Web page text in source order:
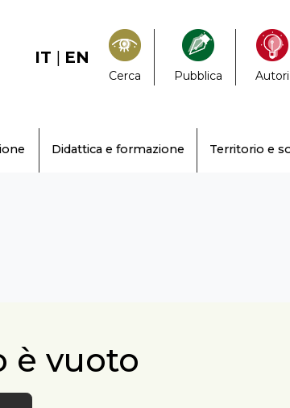
IT | EN
Cerca Pubblica Autori
Didattica e formazione Territorio e
è vuoto